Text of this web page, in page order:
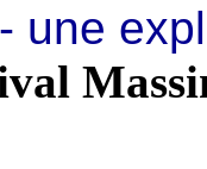
une